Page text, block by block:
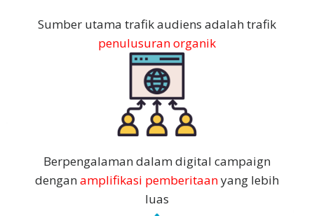
Sumber utama trafik audiens adalah trafik
penulusuran organik
Berpengalaman dalam digital campaign
denganamplifikasi pemberitaanyang lebih
luas